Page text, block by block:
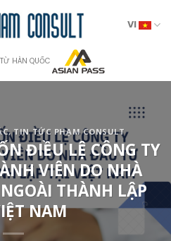
VI
HÀN QUỐC
,TIN TỨC PHẠM CONSULT
ĐIỀU LỆ CÔNG TY
VIÊN DO NHÀ
THÀNH LẬP
NAM